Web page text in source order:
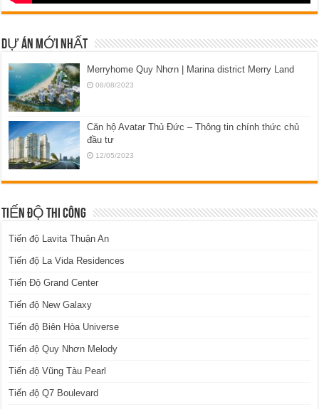
DỰ ÁN MỚI NHẤT
Merryhome Quy Nhơn | Marina district Merry Land
08/08/2023
Căn hộ Avatar Thủ Đức – Thông tin chính thức chủ
đầu tư
12/05/2023
TIẾN ĐỘ THI CÔNG
Tiến độ Lavita Thuận An
Tiến độ La Vida Residences
Tiến Độ Grand Center
Tiến độ New Galaxy
Tiến độ Biên Hòa Universe
Tiến độ Quy Nhơn Melody
Tiến độ Vũng Tàu Pearl
Tiến độ Q7 Boulevard